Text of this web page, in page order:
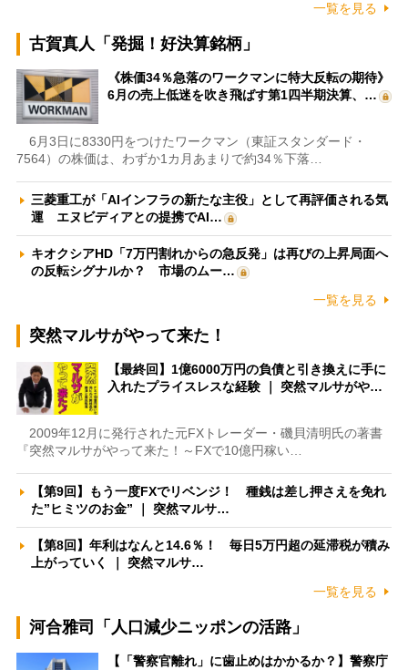
一覧を見る
古賀真人「発掘！好決算銘柄」
《株価34％急落のワークマンに特大反転の期待》
6月の売上低迷を吹き飛ばす第1四半期決算、…
6月3日に8330円をつけたワークマン（東証スタンダード・
7564）の株価は、わずか1カ月あまりで約34％下落…
三菱重工が「AIインフラの新たな主役」として再評価される気
運 エヌビディアとの提携でAI…
キオクシアHD「7万円割れからの急反発」は再びの上昇局面へ
の反転シグナルか？ 市場のムー…
一覧を見る
突然マルサがやって来た！
【最終回】1億6000万円の負債と引き換えに手に
入れたプライスレスな経験 ｜ 突然マルサがや…
2009年12月に発行された元FXトレーダー・磯貝清明氏の著書
『突然マルサがやって来た！～FXで10億円稼い…
【第9回】もう一度FXでリベンジ！ 種銭は差し押さえを免れ
た”ヒミツのお金” ｜ 突然マルサ…
【第8回】年利はなんと14.6％！ 毎日5万円超の延滞税が積み
上がっていく ｜ 突然マルサ…
一覧を見る
河合雅司「人口減少ニッポンの活路」
【「警察官離れ」に歯止めはかかるか？】警察庁